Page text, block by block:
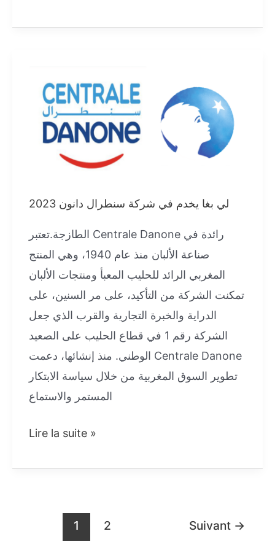
سائق
برخصة
سياقة
صنف “B”
لي بغا يخدم في شركة سنطرال دانون 2023
الطازجة.تعتبر Centrale Danone رائدة في
صناعة الألبان منذ عام 1940، وهي المنتج
المغربي الرائد للحليب المعبأ ومنتجات الألبان
تمكنت الشركة من التأكيد، على مر السنين، على
الدراية والخبرة التجارية والقرب الذي جعل
الشركة رقم 1 في قطاع الحليب على الصعيد
الوطني. منذ إنشائها، دعمت Centrale Danone
تطوير السوق المغربية من خلال سياسة الابتكار
المستمر والاستماع
لي
يخدم
Lire la suite »
1 2 Suivant →